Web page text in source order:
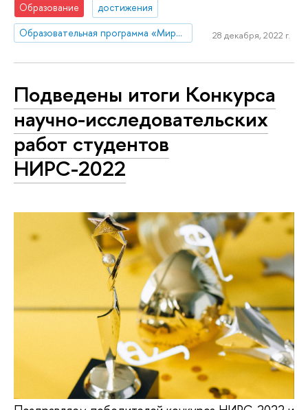
Образование
достижения
Образовательная программа «Мировая экономика»
28 декабря, 2022 г.
Подведены итоги Конкурса
научно-исследовательских
работ студентов
НИРС-2022